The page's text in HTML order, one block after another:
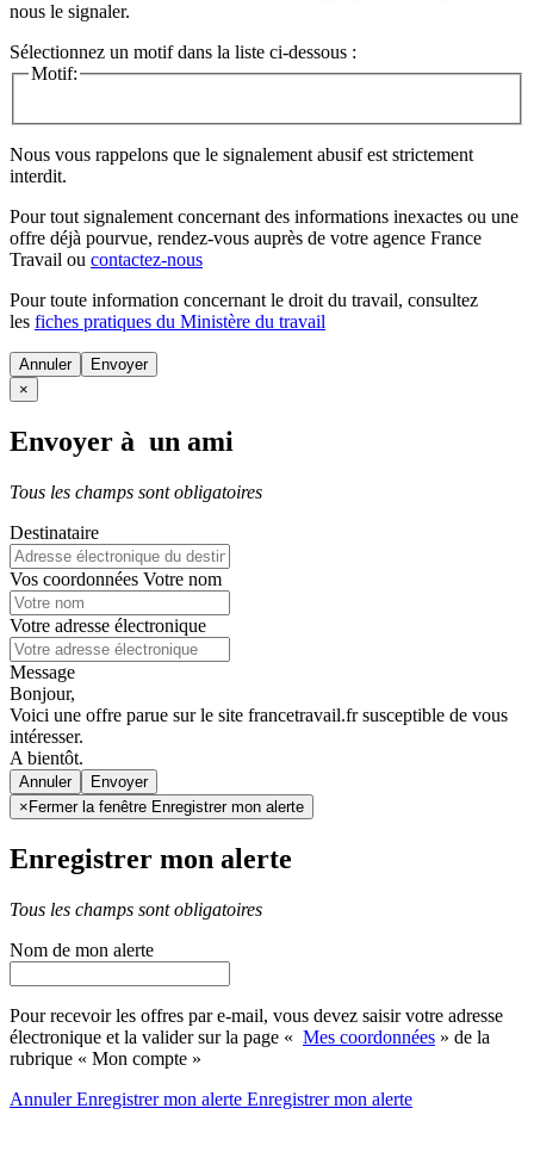
nous le signaler.
Sélectionnez un motif dans la liste ci-dessous :
Motif:
Nous vous rappelons que le signalement abusif est strictement
interdit.
Pour tout signalement concernant des informations inexactes ou une
offre déjà pourvue, rendez-vous auprès de votre agence France
Travail ou contactez-nous
Pour toute information concernant le droit du travail, consultez
les fiches pratiques du Ministère du travail
Annuler
×
Envoyer à un ami
Tous les champs sont obligatoires
Destinataire
Vos coordonnées Votre nom
Votre adresse électronique
Message
Bonjour,
Voici une offre parue sur le site francetravail.fr susceptible de vous
intéresser.
A bientôt.
Annuler
× Fermer la fenêtre Enregistrer mon alerte
Enregistrer mon alerte
Tous les champs sont obligatoires
Nom de mon alerte
Pour recevoir les offres par e-mail, vous devez saisir votre adresse
électronique et la valider sur la page « Mes coordonnées » de la
rubrique « Mon compte »
AnnulerEnregistrer mon alerte Enregistrermon alerte